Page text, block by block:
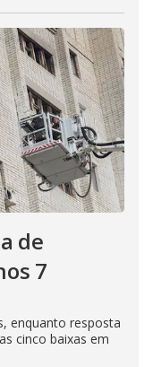
de
7
enquanto resposta
cinco baixas em